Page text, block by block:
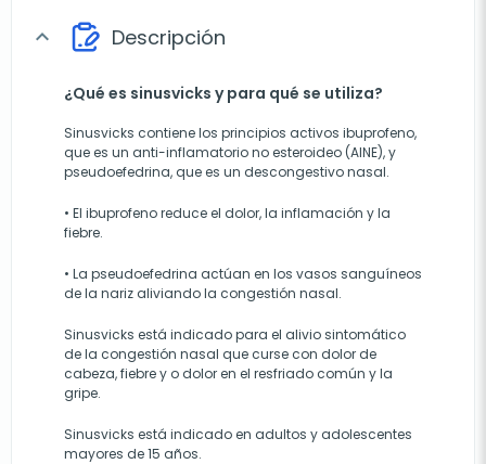
expand_more Descripción
¿Qué es sinusvicks y para qué se utiliza?
Sinusvicks contiene los principios activos ibuprofeno,
que es un anti-inflamatorio no esteroideo (AINE), y
pseudoefedrina, que es un descongestivo nasal.
• El ibuprofeno reduce el dolor, la inflamación y la
fiebre.
• La pseudoefedrina actúan en los vasos sanguíneos
de la nariz aliviando la congestión nasal.
Sinusvicks está indicado para el alivio sintomático
de la congestión nasal que curse con dolor de
cabeza, fiebre y o dolor en el resfriado común y la
gripe.
Sinusvicks está indicado en adultos y adolescentes
mayores de 15 años.